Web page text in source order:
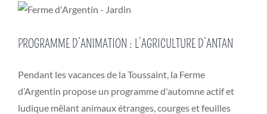
PROGRAMME D’ANIMATION : L’AGRICULTURE D’ANTAN
Pendant les vacances de la Toussaint, la Ferme
d’Argentin propose un programme d'automne actif et
ludique mêlant animaux étranges, courges et feuilles